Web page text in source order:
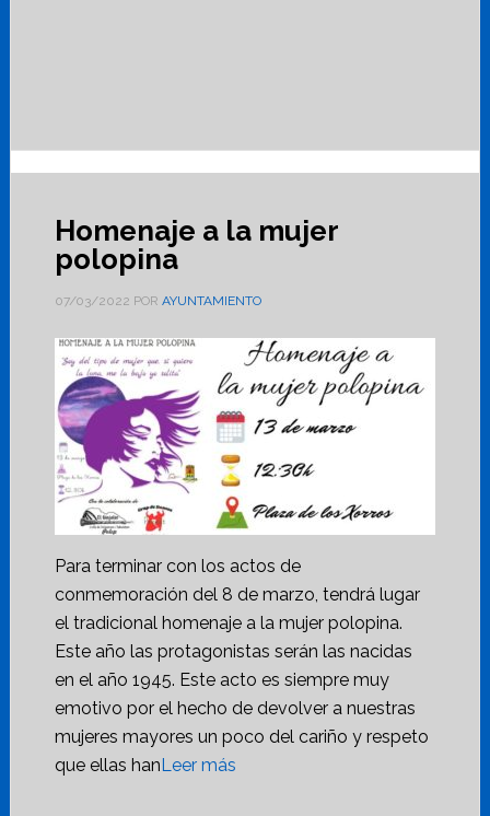
Homenaje a la mujer
polopina
07/03/2022 POR AYUNTAMIENTO
Para terminar con los actos de
conmemoración del 8 de marzo, tendrá lugar
el tradicional homenaje a la mujer polopina.
Este año las protagonistas serán las nacidas
en el año 1945. Este acto es siempre muy
emotivo por el hecho de devolver a nuestras
mujeres mayores un poco del cariño y respeto
que ellas hanLeer más